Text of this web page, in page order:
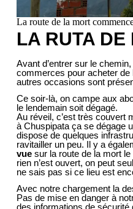
La route de la mort
LA RUTA DE
Avant d’entrer sur le
commerces pour acheter de
autres occasions sont
Ce soir-là, on campe aux
le lendemain soit dégagé.
Au réveil, c’est très couvert
à Chuspipata ça se dégage
dispose de quelques
ravitailler un peu. Il y a
vuesur la route de la mort le
rien n’est ouvert, on peut
ne sais pas si ce lieu est
Avec notre chargement la
Pas de mise en danger à